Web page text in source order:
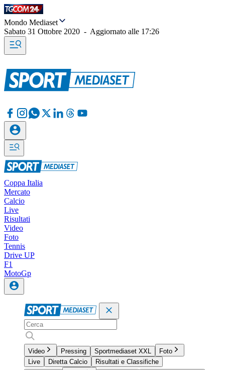
Mondo Mediaset
Sabato 31 Ottobre 2020 - Aggiornato alle 17:26
Coppa Italia
Mercato
Calcio
Live
Risultati
Video
Foto
Tennis
Drive UP
F1
MotoGp
Video Pressing Sportmediaset XXL
Foto
Live
Diretta Calcio
Risultati e Classifiche